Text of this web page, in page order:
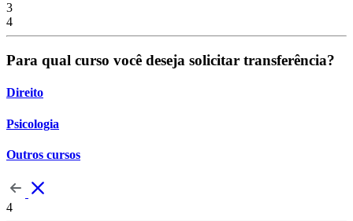
3
4
Para qual curso você deseja solicitar transferência?
Direito
Psicologia
Outros cursos
4